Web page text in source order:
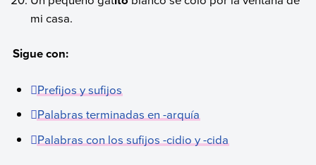
mi casa.
Sigue con:
Prefijos y sufijos
Palabras terminadas en -arquía
Palabras con los sufijos -cidio y -cida